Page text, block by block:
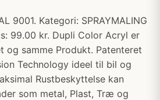
9001. Kategori: SPRAYMALING
99.00 kr. Dupli Color Acryl er
og samme Produkt. Patenteret
Technology ideel til bil og
Rustbeskyttelse kan
som metal, Plast, Træ og